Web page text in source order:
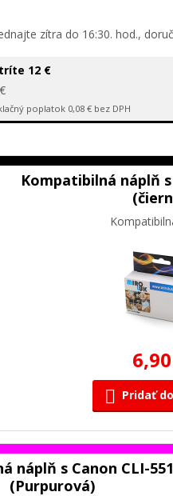
zítra do 16:30. hod.,
12 €
poplatok 0,08 € bez DPH
Kompatibilná náplň s
Pridať
náplň s Canon CLI-
(Purpurová)